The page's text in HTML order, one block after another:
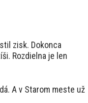
zisk. Dokonca
Rozdielna je len
A v Starom meste už